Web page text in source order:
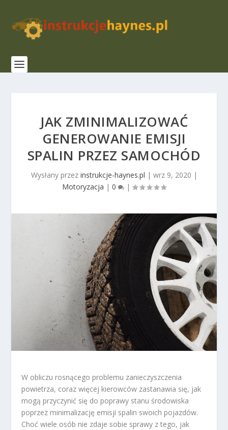
JAK ZMINIMALIZOWAĆ
GENEROWANIE EMISJI
SPALIN PRZEZ SAMOCHÓD
Wysłany przez instrukcje-haynes.pl | wrz 9, 2020 |
Motoryzacja | 0 |
W obliczu rosnącego problemu zanieczyszczenia
powietrza, coraz więcej kierowców zastanawia się, jak
mogą przyczynić się do poprawy stanu środowiska
poprzez minimalizację emisji spalin swoich pojazdów.
Choć wiele osób nie zdaje sobie sprawy z tego, jak